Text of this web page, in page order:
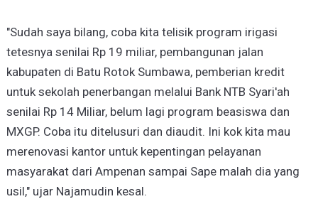
"Sudah saya bilang, coba kita telisik program irigasi
tetesnya senilai Rp 19 miliar, pembangunan jalan
kabupaten di Batu Rotok Sumbawa, pemberian kredit
untuk sekolah penerbangan melalui Bank NTB Syari'ah
senilai Rp 14 Miliar, belum lagi program beasiswa dan
MXGP. Coba itu ditelusuri dan diaudit. Ini kok kita mau
merenovasi kantor untuk kepentingan pelayanan
masyarakat dari Ampenan sampai Sape malah dia yang
usil," ujar Najamudin kesal.